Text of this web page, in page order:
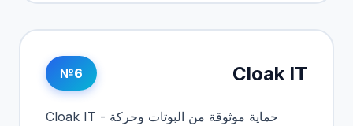
№6 Cloak IT
Cloak IT - حماية موثوقة من البوتات وحركة